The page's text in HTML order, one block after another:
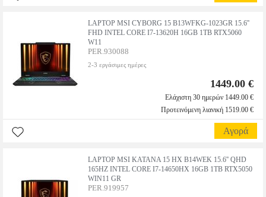
LAPTOP MSI CYBORG 15 B13WFKG-1023GR 15.6''
FHD INTEL CORE I7-13620H 16GB 1TB RTX5060
W11
PER.930088
2-3 εργάσιμες ημέρες
1449.00 €
Ελάχιστη 30 ημερών 1449.00 €
Προτεινόμενη λιανική 1519.00 €
Αγορά
LAPTOP MSI KATANA 15 HX B14WEK 15.6'' QHD
165HZ INTEL CORE I7-14650HX 16GB 1TB RTX5050
WIN11 GR
PER.919957